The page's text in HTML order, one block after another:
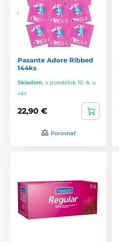
Pasante Adore Ribbed
144ks
Skladom, v pondelok 10. 8. u
vás
22,90 €
Porovnať